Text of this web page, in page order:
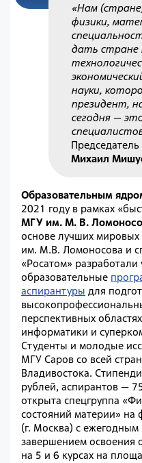
«Нам
физики,
дать стране
науки,
президент,
сегодня —
Михаил
Образовательным
2021 году в рамках
МГУ им. М. В.
основе лучших
им. М.В. Ломоносова и
«Росатом»
образовательные
аспирантуры для
перспективных
информатики и
Студенты и молодые
МГУ Саров со всей
Владивостока.
рублей, аспирантов —
открыта спецгруппа
состояний материи» на
(г. Москва) с
завершением освоения
на 5 и 6 курсах на